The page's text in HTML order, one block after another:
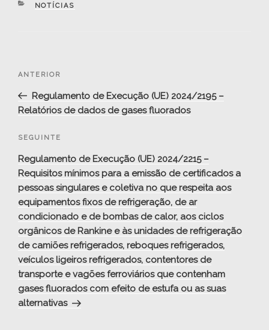
CATEGORIAS
NOTÍCIAS
artigos
Conteúdo
ANTERIOR
Regulamento de Execução (UE) 2024/2195 –
Relatórios de dados de gases fluorados
Conteúdo
SEGUINTE
Regulamento de Execução (UE) 2024/2215 –
Requisitos mínimos para a emissão de certificados a
pessoas singulares e coletiva no que respeita aos
equipamentos fixos de refrigeração, de ar
condicionado e de bombas de calor, aos ciclos
orgânicos de Rankine e às unidades de refrigeração
de camiões refrigerados, reboques refrigerados,
veículos ligeiros refrigerados, contentores de
transporte e vagões ferroviários que contenham
gases fluorados com efeito de estufa ou as suas
alternativas